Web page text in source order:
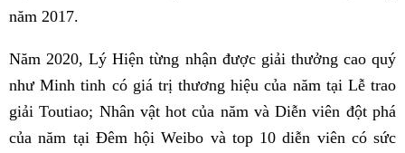
năm 2017.
Năm 2020, Lý Hiện từng nhận được giải thưởng cao quý
như Minh tinh có giá trị thương hiệu của năm tại Lễ trao
giải Toutiao; Nhân vật hot của năm và Diễn viên đột phá
của năm tại Đêm hội Weibo và top 10 diễn viên có sức